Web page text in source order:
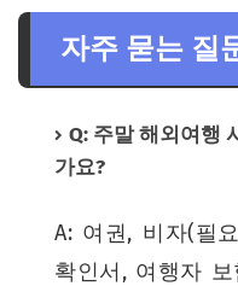
자주 묻는 질
Q: 주말 해외여행
가요?
A: 여권, 비자(필
확인서, 여행자